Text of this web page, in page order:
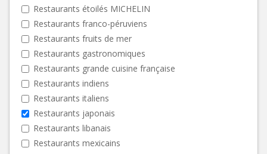
Restaurants étoilés MICHELIN
Restaurants franco-péruviens
Restaurants fruits de mer
Restaurants gastronomiques
Restaurants grande cuisine française
Restaurants indiens
Restaurants italiens
Restaurants japonais
Restaurants libanais
Restaurants mexicains